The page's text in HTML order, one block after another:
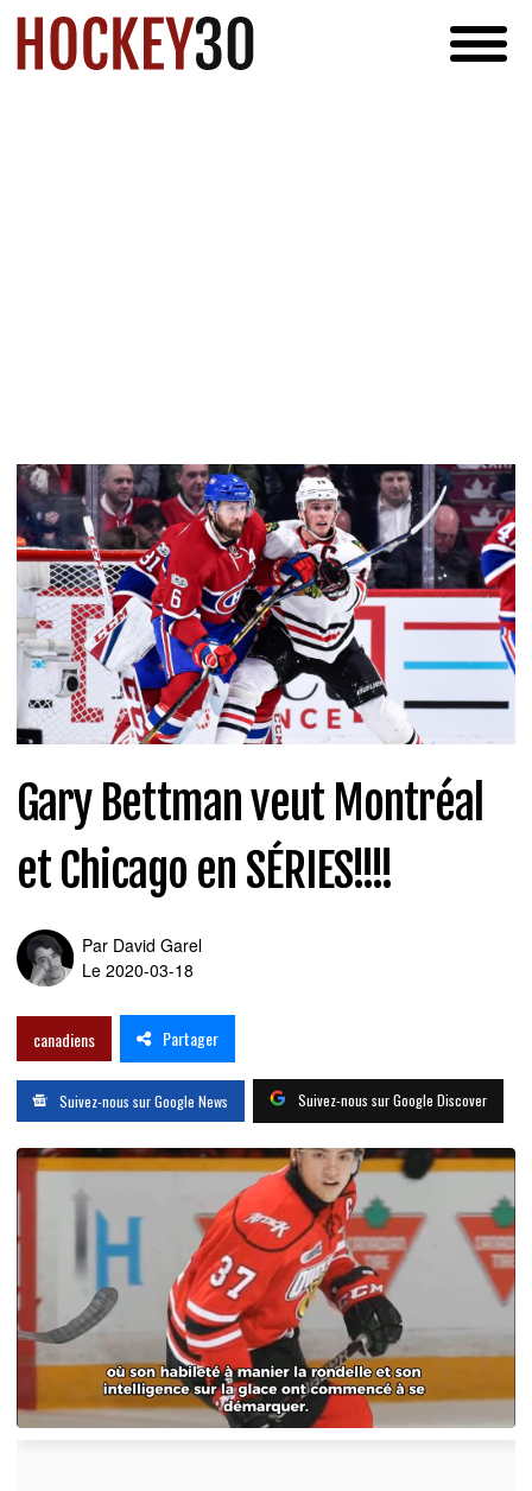
Gary Bettman veut Montréal
et Chicago en SÉRIES!!!!
Par David Garel
Le 2020-03-18
canadiens Partager
Suivez-nous sur Google News Suivez-nous sur Google Discover